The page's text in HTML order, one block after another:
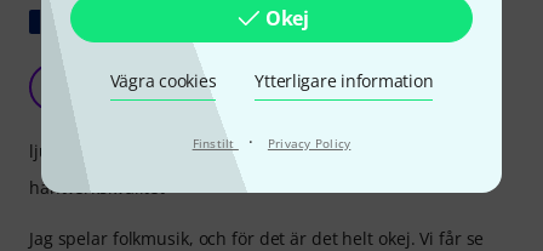
Okej
Vägra cookies Ytterligare information
Finstilt · Privacy Policy
Verkligen inte dåligt för priset
Gryka 20.07.2021
Jag spelar folkmusik, och för det är det helt okej. Vi får se
ljud
hantverkskvalitet